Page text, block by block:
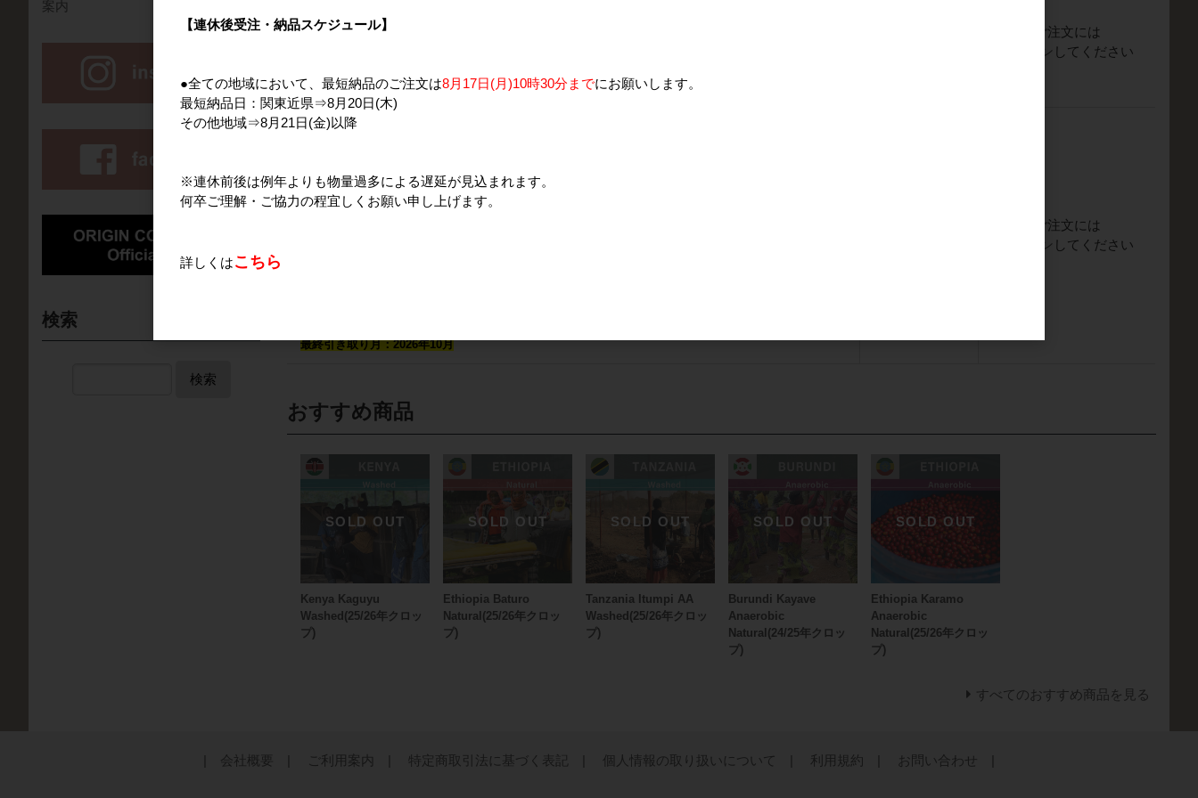
軽減税率対象
単価は円/Kgで表示しております
ご注文には
ログイン してください
取り置き相談(ご成約)用
品番
a01Q900000FaLenIAF
最終引き取り月：2026年10月
ご注文には
ログイン してください
おすすめ商品
Kenya Kaguyu
Washed(25/26年クロッ
プ)
Ethiopia Baturo
Natural(25/26年クロッ
プ)
Tanzania Itumpi AA
Washed(25/26年クロッ
プ)
Burundi Kayave
Anaerobic
Natural(24/25年クロッ
プ)
Ethiopia Karamo
Anaerobic
Natural(25/26年クロッ
プ)
すべてのおすすめ商品を見る
案内
検索
検索
| 会社概要 | ご利用案内 | 特定商取引法に基づく表記 | 個人情報の取り扱いについて | 利用規約 | お問い合わせ |
【連休後受注・納品スケジュール】
●全ての地域において、最短納品のご注文は8月17日(月)10時30分までにお願いします。
最短納品日：関東近県⇒8月20日(木)
その他地域⇒8月21日(金)以降
※連休前後は例年よりも物量過多による遅延が見込まれます。
何卒ご理解・ご協力の程宜しくお願い申し上げます。
詳しくはこちら